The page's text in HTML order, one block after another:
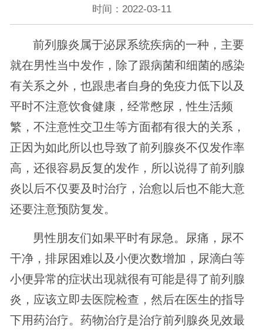
时间：2022-03-11
前列腺炎属于泌尿系统疾病的一种，主要
就在男性当中发作，除了跟病菌和细菌的感染
有关系之外，也跟患者自身的免疫力低下以及
平时不注意饮食健康，经常憋尿，性生活频
繁，不注意性交卫生等方面都有很大的关系，
正因为如此所以也导致了前列腺炎不仅发作率
高，还很容易反复的发作，所以说得了前列腺
炎以后不仅要及时治疗，治愈以后也不能大意
还要注意预防复发。
男性朋友们如果平时有尿急。尿痛，尿不
干净，排尿困难以及小便次数增加，尿滴白等
小便异常的症状出现就很有可能是得了前列腺
炎，应该立即去医院检查，然后在医生的指导
下用药治疗。药物治疗是治疗前列腺炎见效最